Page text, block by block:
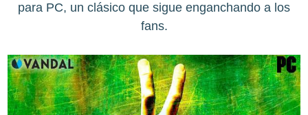
para PC, un clásico que sigue enganchando a los
fans.